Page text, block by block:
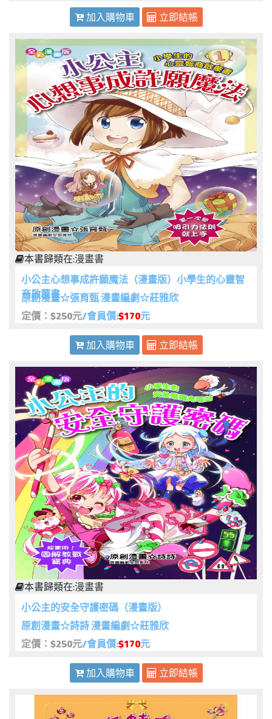
加入購物車
立即結帳
本書歸類在:漫畫書
小公主心想事成許願魔法（漫畫版）小學生的心靈智
商啟蒙書
原創漫畫☆張育甄 漫畫編劇☆莊雅欣
定價：$250元/會員價:$170元
加入購物車
立即結帳
本書歸類在:漫畫書
小公主的安全守護密碼（漫畫版）
原創漫畫☆詩詩 漫畫編劇☆莊雅欣
定價：$250元/會員價:$170元
加入購物車
立即結帳